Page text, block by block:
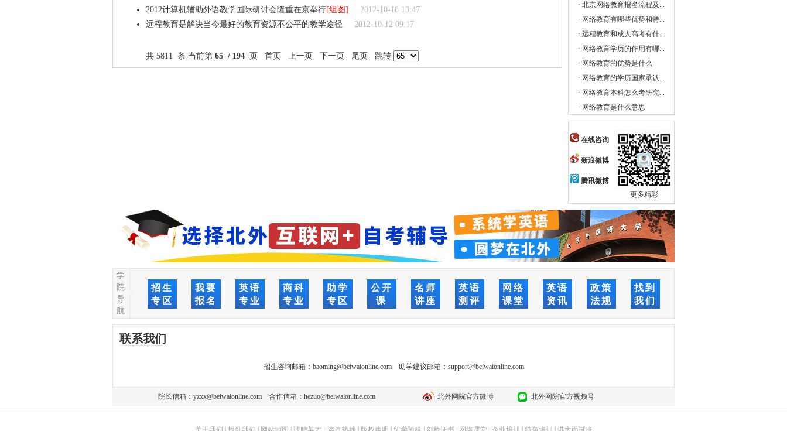
2012计算机辅助外语教学国际研讨会隆重在京举行[组图]
2012-10-18 13:47
远程教育是解决当今最好的教育资源不公平的教学途径
2012-10-12 09:17
共 5811 条 当前第 65 / 194 页 首页 上一页 下一页 尾页 跳转
· 北京网络教育报名流程及...
· 网络教育有哪些优势和特...
· 远程教育和成人高考有什...
· 网络教育学历的作用有哪...
· 网络教育的优势是什么
· 网络教育的学历国家承认...
· 网络教育本科怎么考研究...
· 网络教育是什么意思
在线咨询
新浪微博
腾讯微博
更多精彩
学
院
导
航
招生
专区
我要
报名
英语
专业
商科
专业
助学
专区
公开
课
名师
讲座
英语
测评
网络
课堂
英语
资讯
政策
法规
找到
我们
联系我们
招生咨询邮箱： baoming@beiwaionline.com助学建议邮箱： support@beiwaionline.com
院长信箱： yzxx@beiwaionline.com 合作信箱： hezuo@beiwaionline.com 北外网院官方微博 北外网院官方视频号